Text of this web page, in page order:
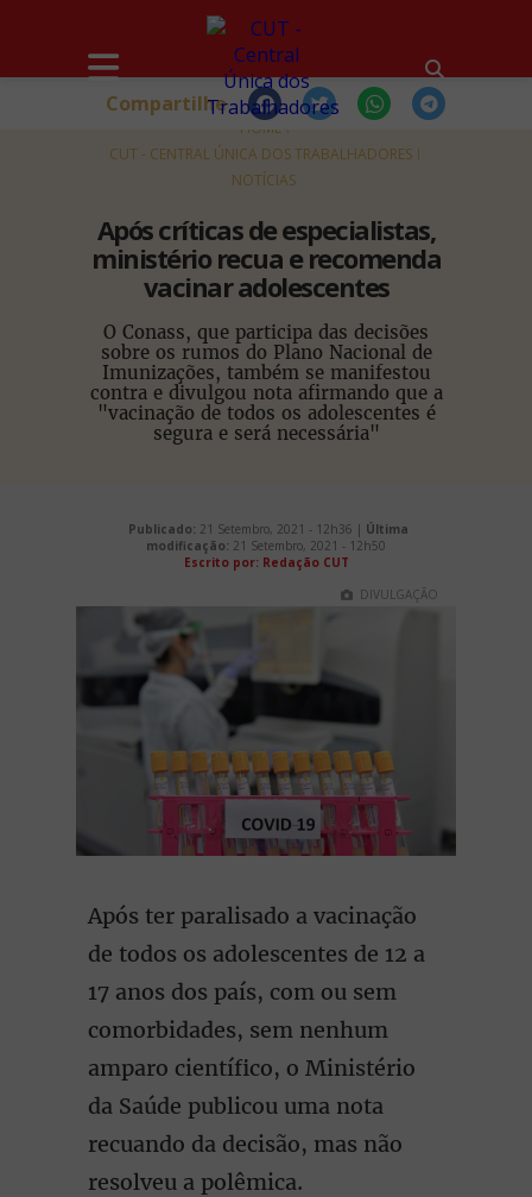
HOME
CUT - CENTRAL ÚNICA DOS TRABALHADORES
NOTÍCIAS
Após críticas de especialistas,
ministério recua e recomenda
vacinar adolescentes
O Conass, que participa das decisões
sobre os rumos do Plano Nacional de
Imunizações, também se manifestou
contra e divulgou nota afirmando que a
"vacinação de todos os adolescentes é
segura e será necessária"
Compartilhe
Publicado: 21 Setembro, 2021 - 12h36 | Última
modificação: 21 Setembro, 2021 - 12h50
Escrito por: Redação CUT
DIVULGAÇÃO
Após ter paralisado a vacinação
de todos os adolescentes de 12 a
17 anos dos país, com ou sem
comorbidades, sem nenhum
amparo científico, o Ministério
da Saúde publicou uma nota
recuando da decisão, mas não
resolveu a polêmica.